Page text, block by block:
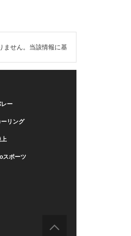
ません。当該情報に基
ー
ーリング
上
スポーツ